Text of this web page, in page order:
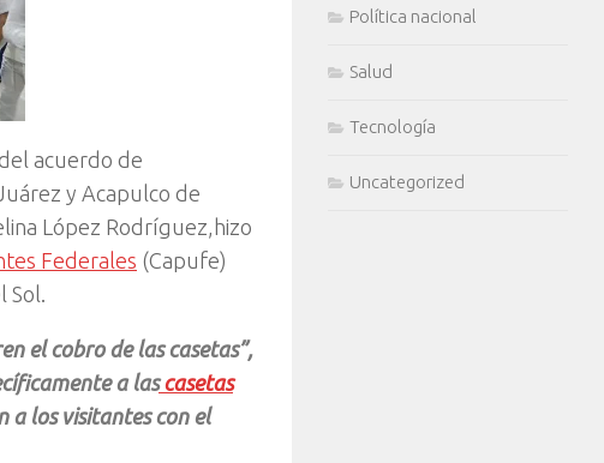
acuerdo de
y Acapulco de
López Rodríguez, hizo
Federales (Capufe)
el cobro de las casetas”,
a lascasetas
a los visitantes con el
Política nacional
Salud
Tecnología
Uncategorized